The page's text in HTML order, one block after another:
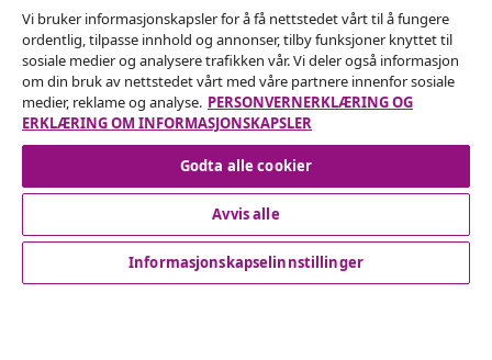
Angre på kontrakten
Send inn en angrerett for bestillingen din.
Angre på kontrakten
Kundeservice
Vi bruker informasjonskapsler for å få nettstedet vårt til å fungere
ordentlig, tilpasse innhold og annonser, tilby funksjoner knyttet til
sosiale medier og analysere trafikken vår. Vi deler også informasjon
om din bruk av nettstedet vårt med våre partnere innenfor sosiale
medier, reklame og analyse. PERSONVERNERKLÆRING OG
ERKLÆRING OM INFORMASJONSKAPSLER
Godta alle cookier
Avvis alle
Informasjonskapselinnstillinger